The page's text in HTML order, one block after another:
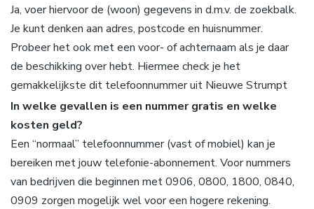
Ja, voer hiervoor de (woon) gegevens in d.m.v. de zoekbalk.
Je kunt denken aan adres, postcode en huisnummer.
Probeer het ook met een voor- of achternaam als je daar
de beschikking over hebt. Hiermee check je het
gemakkelijkste dit telefoonnummer uit Nieuwe Strumpt
In welke gevallen is een nummer gratis en welke
kosten geld?
Een “normaal” telefoonnummer (vast of mobiel) kan je
bereiken met jouw telefonie-abonnement. Voor nummers
van bedrijven die beginnen met 0906, 0800, 1800, 0840,
0909 zorgen mogelijk wel voor een hogere rekening.